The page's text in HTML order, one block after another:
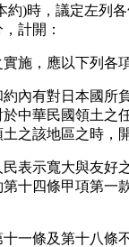
約)時，議定左列
計開：
施，應以下列各
有對日本國所
中華民國領土之
之該地區之時，
示寬大與友好
十四條甲項第一
條及第十八條